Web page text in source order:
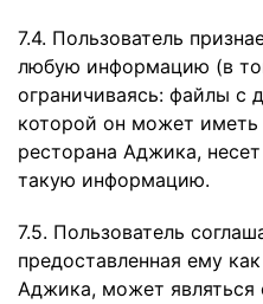
7.4. Пользователь
любую информацию (в
ограничиваясь: файлы с
которой он может иметь
ресторана Аджика,
такую информацию.
7.5. Пользователь
предоставленная ему
Аджика, может являться